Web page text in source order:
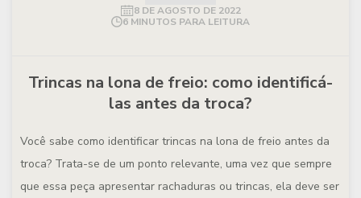
8 DE AGOSTO DE 2022
6 MINUTOS PARA LEITURA
Trincas na lona de freio: como identificá-
las antes da troca?
Você sabe como identificar trincas na lona de freio antes da
troca? Trata-se de um ponto relevante, uma vez que sempre
que essa peça apresentar rachaduras ou trincas, ela deve ser